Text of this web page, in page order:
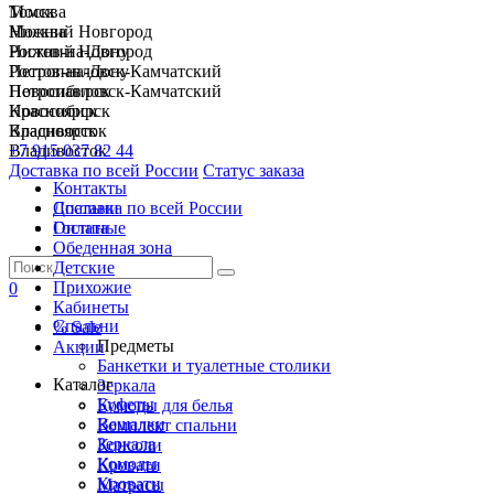
Москва
Нижний Новгород
Ростов-на-Дону
Петропавловск-Камчатский
Новосибирск
Красноярск
Владивосток
+7 915 037 82 44
Доставка по всей России Статус заказа
Спальни
Гостиные
Обеденная зона
Детские
Прихожие
Кабинеты
% Sale
Акции
Каталог
Буфеты
Вешалки
Зеркала
Комоды
Кровати
Томск
Москва
Нижний Новгород
Ростов-на-Дону
Петропавловск-Камчатский
Новосибирск
Красноярск
Владивосток
Контакты
Доставка по всей России
Оплата
0
Спальни
Предметы
Банкетки и туалетные столики
Зеркала
Комоды для белья
Комплект спальни
Консоли
Кровати
Матрасы